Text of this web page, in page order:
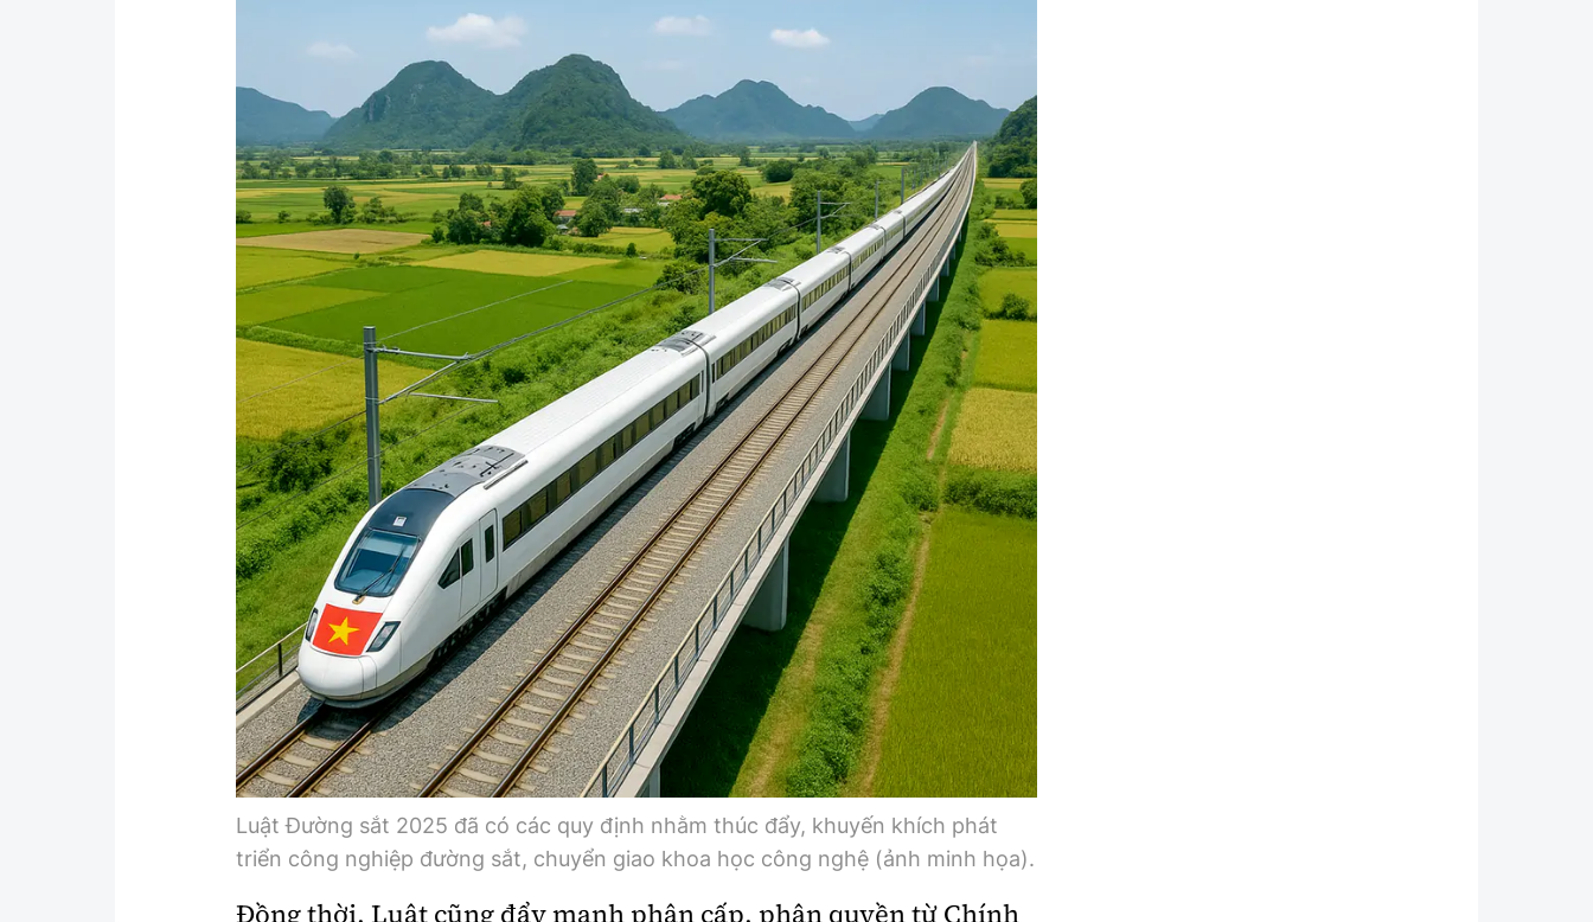
Lao động - Công đoàn
Showbiz
Điện ảnh
Âm nhạc
Bình luận
Hậu trường sao
360 độ thể thao
Tư vấn
Thời sự Quốc tế
Thế giới giao thông
Thế giới xây dựng
Đi ++
Du lịch
Khám phá
Lối sống
Ẩm thực
Video
Thời sự
Khám phá
Camera giao thông
Câu chuyện giao thông
Lăng kính xây dựng
Giải trí - Thể thao
Luật Đường sắt 2025 đã có các quy định nhằm thúc đẩy, khuyến khích phát
triển công nghiệp đường sắt, chuyển giao khoa học công nghệ (ảnh minh họa).
Đồng thời, Luật cũng đẩy mạnh phân cấp, phân quyền từ Chính